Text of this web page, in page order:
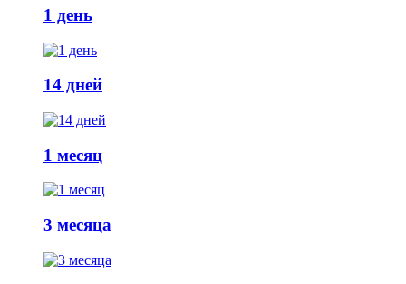
1 день
14 дней
1 месяц
3 месяца